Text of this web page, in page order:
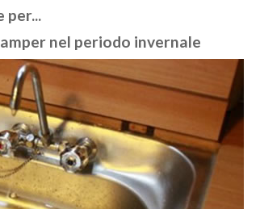
per...
nel periodo invernale